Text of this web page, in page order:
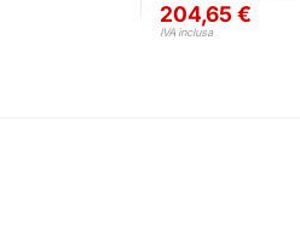
204,65€
IVA inclusa